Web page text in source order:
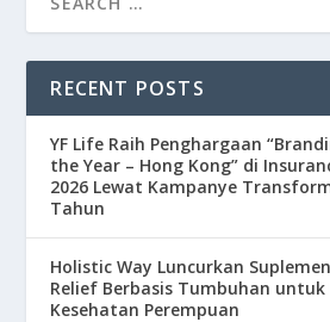
RECENT POSTS
YF Life Raih Penghargaan
the Year – Hong Kong” di
2026 Lewat Kampanye
Tahun
Holistic Way Luncurkan
Relief Berbasis Tumbuhan
Kesehatan Perempuan